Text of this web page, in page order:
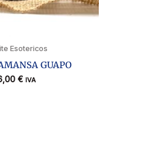
Esotericos
GUAPO
€ IVA